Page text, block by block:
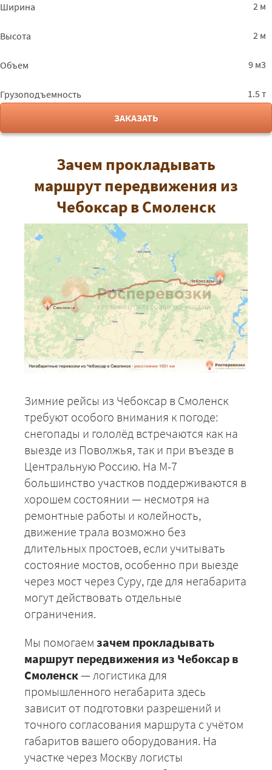
Ширина 2 м
Высота 2 м
Объем 9 м3
Грузоподъемность
1.5 т
ЗАКАЗАТЬ
Зачем прокладывать
маршрут передвижения из
Чебоксар в Смоленск
Зимние рейсы из Чебоксар в Смоленск
требуют особого внимания к погоде:
снегопады и гололёд встречаются как на
выезде из Поволжья, так и при въезде в
Центральную Россию. На М-7
большинство участков поддерживаются в
хорошем состоянии — несмотря на
ремонтные работы и колейность,
движение трала возможно без
длительных простоев, если учитывать
состояние мостов, особенно при выезде
через мост через Суру, где для негабарита
могут действовать отдельные
ограничения.
Мы помогаем зачем прокладывать
маршрут передвижения из Чебоксар в
Смоленск — логистика для
промышленного негабарита здесь
зависит от подготовки разрешений и
точного согласования маршрута с учётом
габаритов вашего оборудования. На
участке через Москву логисты